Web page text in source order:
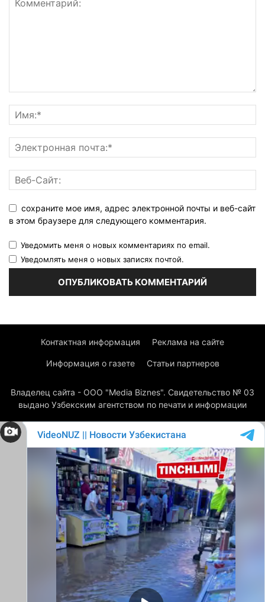
сохраните мое имя, адрес электронной почты и веб-сайт
в этом браузере для следующего комментария.
Уведомить меня о новых комментариях по email.
Уведомлять меня о новых записях почтой.
Контактная информация Реклама на сайте
Информация о газете Статьи партнеров
Владелец сайта - ООО "Media Biznes". Свидетельство № 03
выдано Узбекским агентством по печати и информации